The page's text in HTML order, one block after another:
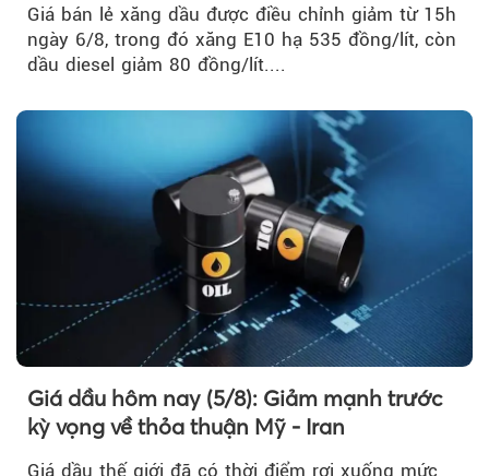
Giá bán lẻ xăng dầu được điều chỉnh giảm từ 15h
ngày 6/8, trong đó xăng E10 hạ 535 đồng/lít, còn
dầu diesel giảm 80 đồng/lít....
Giá dầu hôm nay (5/8): Giảm mạnh trước
kỳ vọng về thỏa thuận Mỹ - Iran
Giá dầu thế giới đã có thời điểm rơi xuống mức